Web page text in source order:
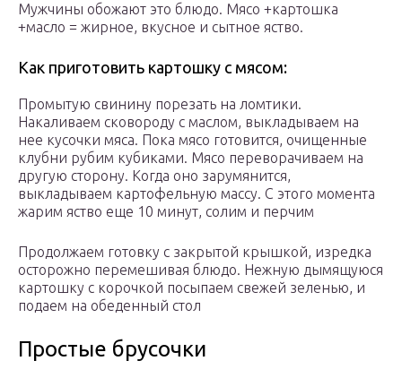
Мужчины обожают это блюдо. Мясо +картошка
+масло = жирное, вкусное и сытное яство.
Как приготовить картошку с мясом:
Промытую свинину порезать на ломтики.
Накаливаем сковороду с маслом, выкладываем на
нее кусочки мяса. Пока мясо готовится, очищенные
клубни рубим кубиками. Мясо переворачиваем на
другую сторону. Когда оно зарумянится,
выкладываем картофельную массу. С этого момента
жарим яство еще 10 минут, солим и перчим
Продолжаем готовку с закрытой крышкой, изредка
осторожно перемешивая блюдо. Нежную дымящуюся
картошку с корочкой посыпаем свежей зеленью, и
подаем на обеденный стол
Простые брусочки